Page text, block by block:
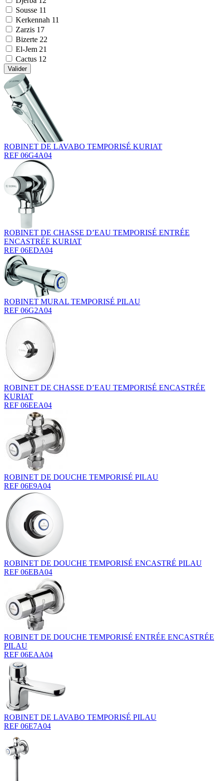
Sousse 11
Kerkennah 11
Zarzis 17
Bizerte 22
El-Jem 21
Cactus 12
Valider
ROBINET DE LAVABO TEMPORISÉ KURIAT
REF 06G4A04
ROBINET DE CHASSE D’EAU TEMPORISÉ ENTRÉE
ENCASTRÉE KURIAT
REF 06EDA04
ROBINET MURAL TEMPORISÉ PILAU
REF 06G2A04
ROBINET DE CHASSE D’EAU TEMPORISÉ ENCASTRÉE
KURIAT
REF 06EEA04
ROBINET DE DOUCHE TEMPORISÉ PILAU
REF 06E9A04
ROBINET DE DOUCHE TEMPORISÉ ENCASTRÉ PILAU
REF 06EBA04
ROBINET DE DOUCHE TEMPORISÉ ENTRÉE ENCASTRÉE
PILAU
REF 06EAA04
ROBINET DE LAVABO TEMPORISÉ PILAU
REF 06E7A04